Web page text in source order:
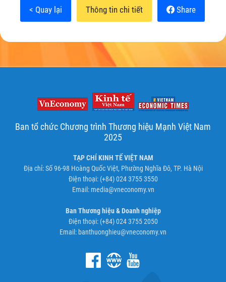
< Quay lại Thông tin chi tiết Share
Ban tổ chức Chương trình Thương hiệu Mạnh Việt Nam
2025
TẠP CHÍ KINH TẾ VIỆT NAM
Địa chỉ: Số 96-98 Hoàng Quốc Việt, Phường Nghĩa Đô, TP. Hà Nội
Điện thoại: (+84) 024 3755 3550
Email: media@vneconomy.vn
Ban Thương hiệu & Doanh nghiệp
Điện thoại: (+84) 024 3755 2050
Email: banthuonghieu@vneconomy.vn